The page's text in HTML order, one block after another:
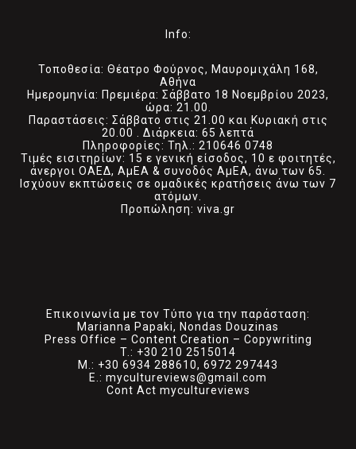
Info:
Τοποθεσία: Θέατρο Φούρνος, Μαυρομιχάλη 168,
Αθήνα
Ημερομηνία: Πρεμιέρα: Σάββατο 18 Νοεμβρίου 2023,
ώρα: 21.00.
Παραστάσεις: Σάββατο στις 21.00 και Κυριακή στις
20.00 . Διάρκεια: 65 λεπτά
Πληροφορίες: Τηλ.: 210646 0748
Τιμές εισιτηρίων: 15 ε γενική είσοδος, 10 ε φοιτητές,
άνεργοι ΟΑΕΔ, ΑμΕΑ & συνοδός ΑμΕΑ, άνω των 65.
Ισχύουν εκπτώσεις σε ομαδικές κρατήσεις άνω των 7
ατόμων.
Προπώληση: viva.gr
Επικοινωνία με τον Τύπο για την παράσταση:
Marianna Papaki, Nondas Douzinas
Press Office – Content Creation – Copywriting
T.: +30 210 2515014
M.: +30 6934 288610, 6972 297443
E.: mycultureviews@gmail.com
Cont Act mycultureviews